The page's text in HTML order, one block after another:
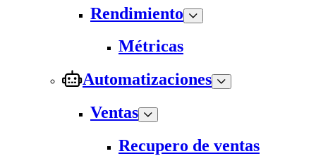
Rendimiento
Métricas
Automatizaciones
Ventas
Recupero de ventas